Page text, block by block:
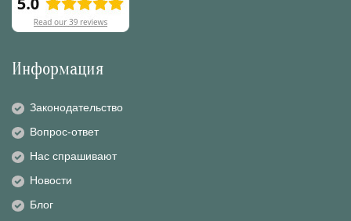
Информация
Законодательство
Вопрос-ответ
Нас спрашивают
Новости
Блог